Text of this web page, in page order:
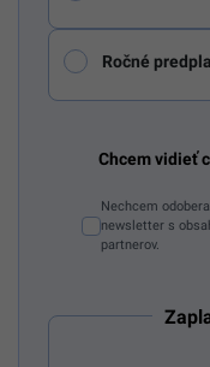
Ročné
Chcem vidieť
Nechcem
newsletter s
partnerov.